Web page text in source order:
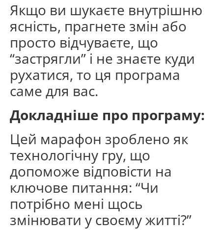
Якщо ви шукаєте внутрішню
ясність, прагнете змін або
просто відчуваєте, що
“застрягли” і не знаєте куди
рухатися, то ця програма
саме для вас.
Докладніше про програму:
Цей марафон зроблено як
технологічну гру, що
допоможе відповісти на
ключове питання: “Чи
потрібно мені щось
змінювати у своєму житті?”